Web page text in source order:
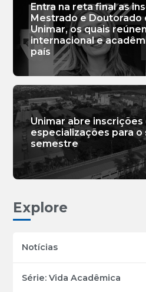
Entra na reta final as
Mestrado e Doutorado
Unimar, os quais
internacional e
país
Unimar abre
especializações para o
semestre
Explore
Notícias
Série: Vida Acadêmica